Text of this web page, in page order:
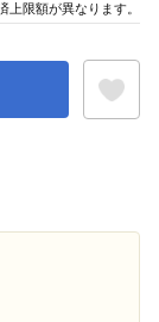
上限額が異なります。